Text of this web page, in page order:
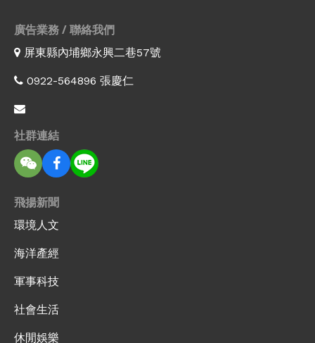
廣告業務 / 聯絡我們
屏東縣內埔鄉永興二巷57號
0922-564896 張慶仁
社群連結
飛揚新聞
環境人文
海洋產經
軍事科技
社會生活
休閒娛樂